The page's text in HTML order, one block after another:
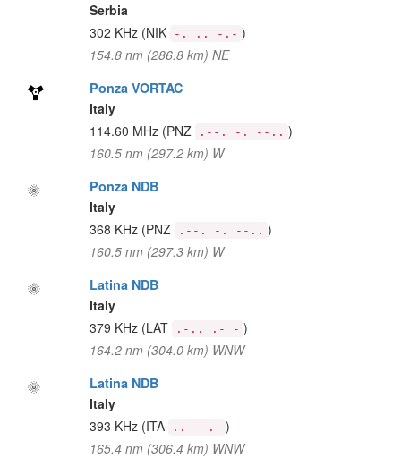
Serbia
302 KHz (NIK -. .. -.- )
154.8 nm (286.8 km) NE
Ponza VORTAC
Italy
114.60 MHz (PNZ .--. -. --.. )
160.5 nm (297.2 km) W
Ponza NDB
Italy
368 KHz (PNZ .--. -. --.. )
160.5 nm (297.3 km) W
Latina NDB
Italy
379 KHz (LAT .-.. .- - )
164.2 nm (304.0 km) WNW
Latina NDB
Italy
393 KHz (ITA .. - .- )
165.4 nm (306.4 km) WNW